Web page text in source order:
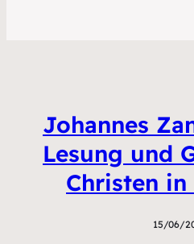
Johannes
Lesung und
Christen in
15/06/